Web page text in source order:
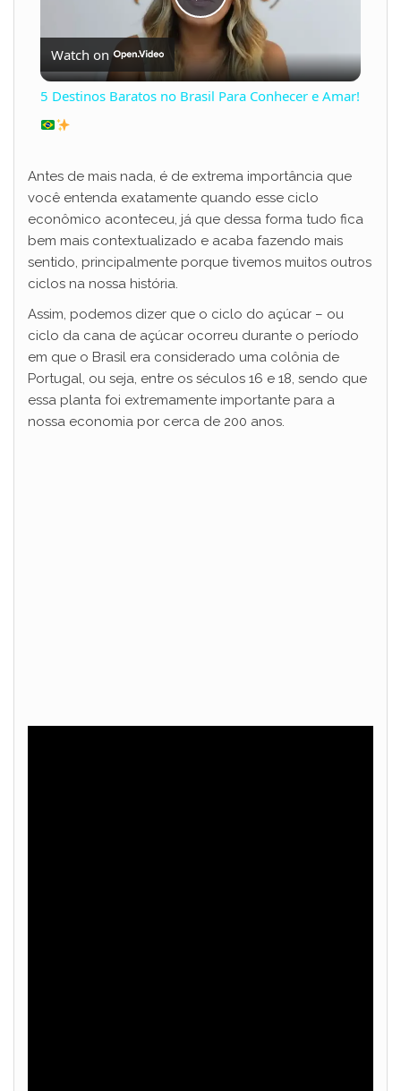
P
l
y
V
d
e
Watch on
5 Destinos Baratos no Brasil Para Conhecer e Amar!
Antes de mais nada, é de extrema importância que
você entenda exatamente quando esse ciclo
econômico aconteceu, já que dessa forma tudo fica
bem mais contextualizado e acaba fazendo mais
sentido, principalmente porque tivemos muitos outros
ciclos na nossa história.
Assim, podemos dizer que o ciclo do açúcar – ou
ciclo da cana de açúcar ocorreu durante o período
em que o Brasil era considerado uma colônia de
Portugal, ou seja, entre os séculos 16 e 18, sendo que
essa planta foi extremamente importante para a
nossa economia por cerca de 200 anos.